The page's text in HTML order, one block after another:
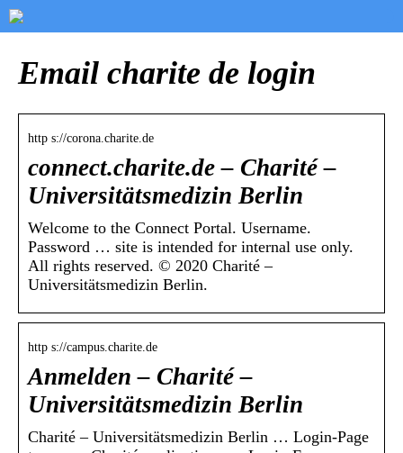
Email charite de login
http s://corona.charite.de
connect.charite.de – Charité –
Universitätsmedizin Berlin
Welcome to the Connect Portal. Username.
Password … site is intended for internal use only.
All rights reserved. © 2020 Charité –
Universitätsmedizin Berlin.
http s://campus.charite.de
Anmelden – Charité –
Universitätsmedizin Berlin
Charité – Universitätsmedizin Berlin … Login-Page